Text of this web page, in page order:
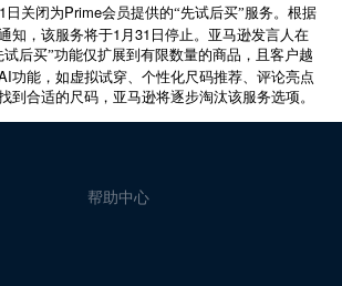
日关闭为Prime会员提供的“先试后买”服务。根据
知，该服务将于1 月 31 日停止。亚马逊发言人在
后买”功能仅扩展到有限数量的商品，且客户越
功能，如虚拟试穿、个性化尺码推荐、评论亮点
到合适的尺码，亚马逊将逐步淘汰该服务选项。
帮助中心